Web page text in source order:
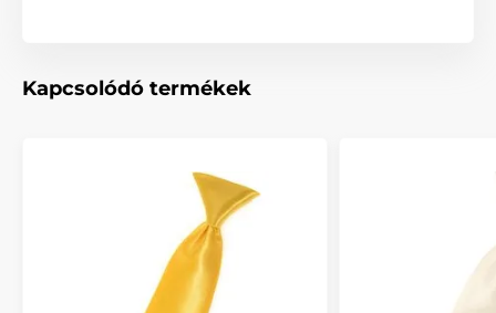
Kapcsolódó termékek